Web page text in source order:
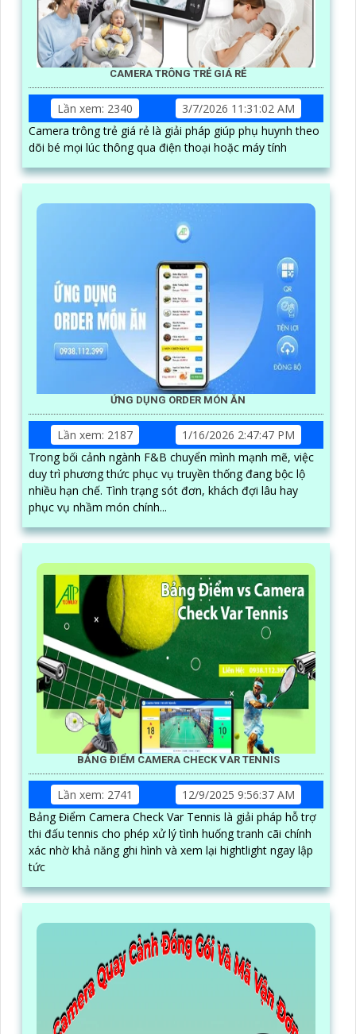
CAMERA TRÔNG TRẺ GIÁ RẺ
Lần xem: 2340
3/7/2026 11:31:02 AM
Camera trông trẻ giá rẻ là giải pháp giúp phụ huynh theo
dõi bé mọi lúc thông qua điện thoại hoặc máy tính
ỨNG DỤNG ORDER MÓN ĂN
Lần xem: 2187
1/16/2026 2:47:47 PM
Trong bối cảnh ngành F&B chuyển mình mạnh mẽ, việc
duy trì phương thức phục vụ truyền thống đang bộc lộ
nhiều hạn chế. Tình trạng sót đơn, khách đợi lâu hay
phục vụ nhầm món chính...
BẢNG ĐIỂM CAMERA CHECK VAR TENNIS
Lần xem: 2741
12/9/2025 9:56:37 AM
Bảng Điểm Camera Check Var Tennis là giải pháp hỗ trợ
thi đấu tennis cho phép xử lý tình huống tranh cãi chính
xác nhờ khả năng ghi hình và xem lại hightlight ngay lập
tức